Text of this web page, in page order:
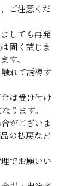
ご注意くだ
しても再発
固く禁じま
す。
れて誘導す
は受け付け
ります。
がございま
の払戻など
でお願いい